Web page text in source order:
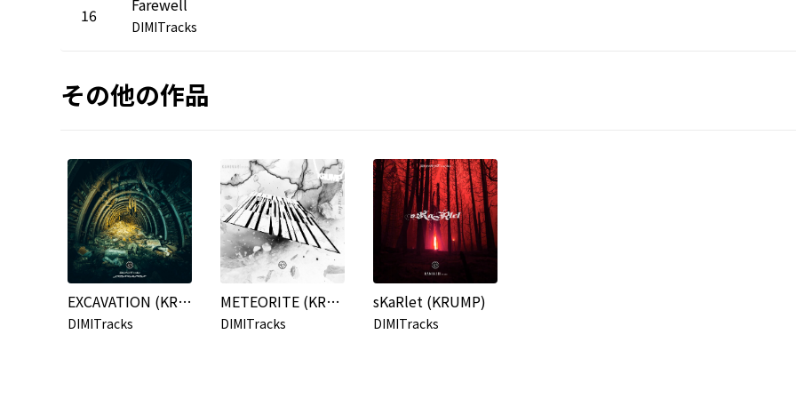
16
DIMITracks
その他の作品
EXCAVATION (KRUMP)
DIMITracks
METEORITE (KRUMP)
DIMITracks
sKaRlet (KRUMP)
DIMITracks